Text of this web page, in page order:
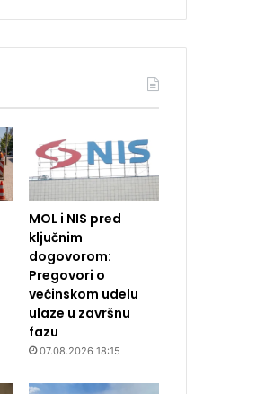
MOL i NIS pred
ključnim
dogovorom:
Pregovori o
većinskom udelu
ulaze u završnu
fazu
07.08.2026 18:15